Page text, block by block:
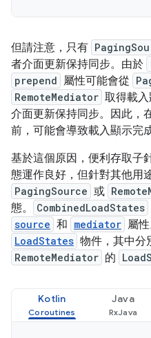
但請注意，只有
者介面更新保持同步。由於
prepend 屬性可能會從
RemoteMediator 取得載
介面更新保持同步。因此，
前，可能會導致載入顯示完
基於這個原因，便利存取子
態運作良好，但針對其他用
PagingSource 或
態。
CombinedLoadStates
source 和 mediator 屬
LoadStates 物件，其中分
RemoteMediator 的
Kotlin Java